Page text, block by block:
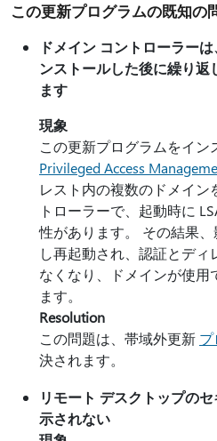
この更新プログラムの既知の
ドメイン コントローラー
ンストールした後に繰り返
ます
現象
この更新プログラムをイン
Privileged Access
レスト内の複数のドメイ
トローラーで、起動時に
性があります。 その結果
し再起動され、認証とデ
なくなり、ドメインが使用
ます。
Resolution
この問題は、帯域外更新
決されます。
リモート デスクトップの
示されない